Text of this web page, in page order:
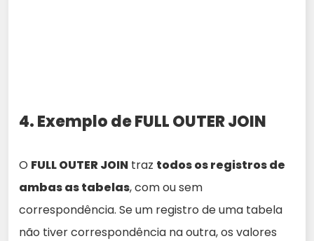
4. Exemplo de FULL OUTER JOIN
O FULL OUTER JOIN traz todos os registros de
ambas as tabelas, com ou sem
correspondência. Se um registro de uma tabela
não tiver correspondência na outra, os valores